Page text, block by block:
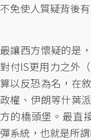
不免使人質疑背後
最讓西方懷疑的是
對付IS更用力之外
算以反恐為名，在
政權、伊朗等什葉
方的橋頭堡。最直
彈系統，也就是所